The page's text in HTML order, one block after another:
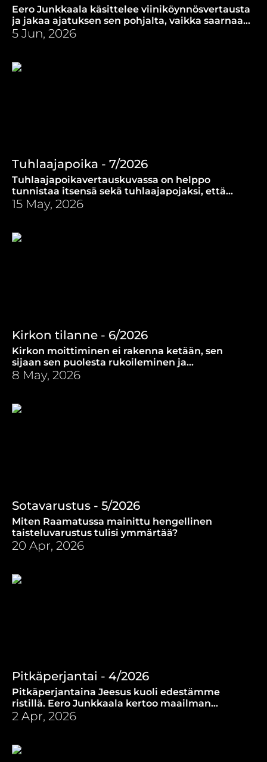
Eero Junkkaala käsittelee viiniköynnösvertausta
ja jakaa ajatuksen sen pohjalta, vaikka saarnaa
varten.
5 Jun, 2026
Tuhlaajapoika - 7/2026
Tuhlaajapoikavertauskuvassa on helppo
tunnistaa itsensä sekä tuhlaajapojaksi, että
hänen veljekseen.
15 May, 2026
Kirkon tilanne - 6/2026
Kirkon moittiminen ei rakenna ketään, sen
sijaan sen puolesta rukoileminen ja
evankeliumin edistäminen kantaa hedelmää.
8 May, 2026
Sotavarustus - 5/2026
Miten Raamatussa mainittu hengellinen
taisteluvarustus tulisi ymmärtää?
20 Apr, 2026
Pitkäperjantai - 4/2026
Pitkäperjantaina Jeesus kuoli edestämme
ristillä. Eero Junkkaala kertoo maailman
tärkeimmästä päivästä.
2 Apr, 2026